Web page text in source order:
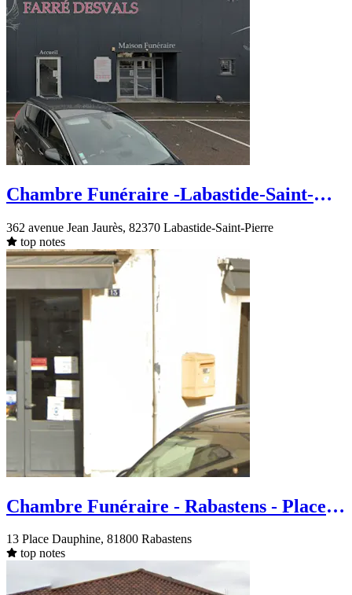
Chambre Funéraire -Labastide-Saint-
362 avenue Jean Jaurès, 82370 Labastide-Saint-Pierre
top notes
Chambre Funéraire - Rabastens - Place
13 Place Dauphine, 81800 Rabastens
top notes